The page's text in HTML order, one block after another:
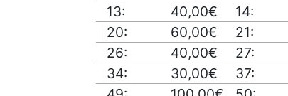
13:
40,00€ 14:
20:
60,00€ 21:
26:
40,00€ 27:
34:
30,00€ 37: